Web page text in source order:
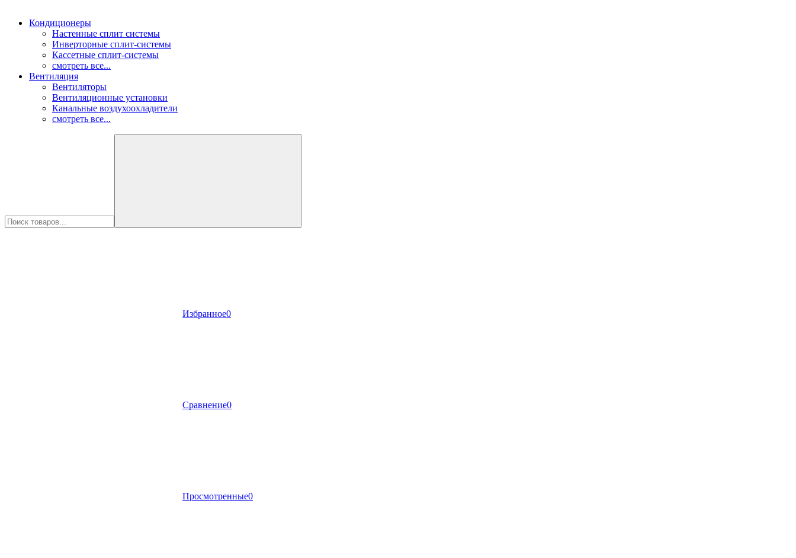
Кондиционеры
Настенные сплит системы
Инверторные сплит-системы
Кассетные сплит-системы
смотреть все...
Вентиляция
Вентиляторы
Вентиляционные установки
Канальные воздухоохладители
смотреть все...
Избранное0
Сравнение0
Просмотренные0